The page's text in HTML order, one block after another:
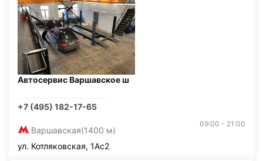
Автосервис Варшавское ш
+7 (495) 182-17-65
Варшавская(1400 м)
09:00 - 21:00
ул. Котляковская, 1Ас2